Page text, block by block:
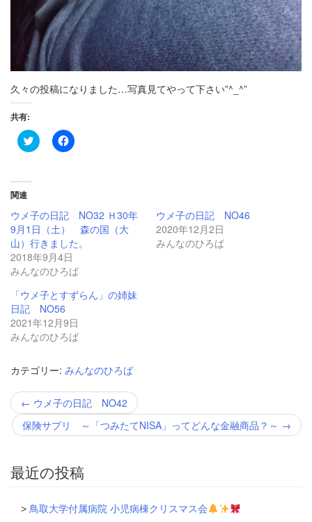
久々の投稿になりました…写真見てやって下さい”^_^”
共有:
ク
リ
共
有
(新
し
い
ウ
ィ
ン
ウ
で
開
き
ま
す)
Facebook
で
ク
し
て
く
だ
い
(新
い
ウ
ィ
ウ
で
き
ま
す)
関連
ウメ子の日記 NO32 Ｈ30年
9月1日（土） 森の国（大
山）行きました。
2018年9月4日
みんなのひろば
ウメ子の日記 NO46
2020年12月2日
みんなのひろば
「ウメ子とすずらん」の姉妹
日記 NO56
2021年12月9日
みんなのひろば
カテゴリー: みんなのひろば
投
稿
ナ
ビ
ー
シ
ン
← ウメ子の日記 NO42
保険サプリ ～「つみたてNISA」ってどんな金融商品？～ →
最近の投稿
鳥取大学付属病院 小児病棟クリスマス会